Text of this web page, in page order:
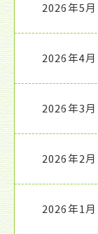
2026年5月
2026年4月
2026年3月
2026年2月
2026年1月